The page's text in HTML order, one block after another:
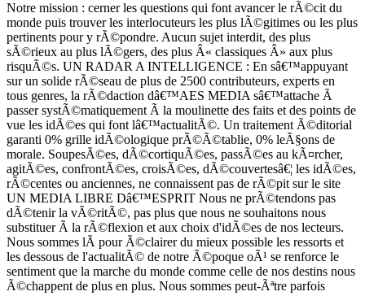
Notre mission : cerner les questions qui font avancer le rÃ©cit du
monde puis trouver les interlocuteurs les plus lÃ©gitimes ou les plus
pertinents pour y rÃ©pondre. Aucun sujet interdit, des plus
sÃ©rieux au plus lÃ©gers, des plus Â« classiques Â» aux plus
risquÃ©s. UN RADAR A INTELLIGENCE : En sâ€™appuyant
sur un solide rÃ©seau de plus de 2500 contributeurs, experts en
tous genres, la rÃ©daction dâ€™AES MEDIA sâ€™attache Ã
passer systÃ©matiquement Ã la moulinette des faits et des points de
vue les idÃ©es qui font lâ€™actualitÃ©. Un traitement Ã©ditorial
garanti 0% grille idÃ©ologique prÃ©Ã©tablie, 0% leÃ§ons de
morale. SoupesÃ©es, dÃ©cortiquÃ©es, passÃ©es au kÃ¤rcher,
agitÃ©es, confrontÃ©es, croisÃ©es, dÃ©couvertesâ€¦ les idÃ©es,
rÃ©centes ou anciennes, ne connaissent pas de rÃ©pit sur le site
UN MEDIA LIBRE Dâ€™ESPRIT Nous ne prÃ©tendons pas
dÃ©tenir la vÃ©ritÃ©, pas plus que nous ne souhaitons nous
substituer Ã la rÃ©flexion et aux choix d'idÃ©es de nos lecteurs.
Nous sommes lÃ pour Ã©clairer du mieux possible les ressorts et
les dessous de l'actualitÃ© de notre Ã©poque oÃ¹ se renforce le
sentiment que la marche du monde comme celle de nos destins nous
Ã©chappent de plus en plus. Nous sommes peut-Ãªtre parfois